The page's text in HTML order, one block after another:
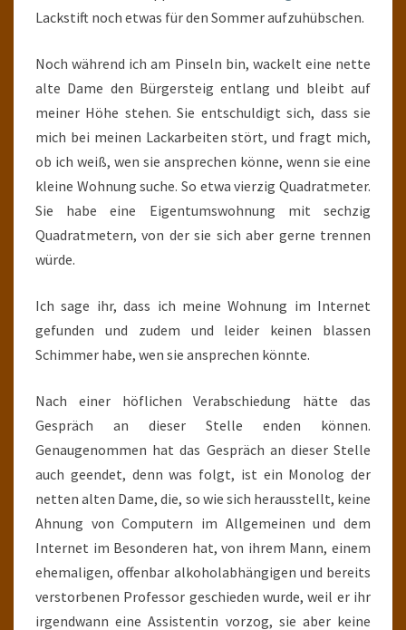
Lackstift noch etwas für den Sommer aufzuhübschen.
Noch während ich am Pinseln bin, wackelt eine nette
alte Dame den Bürgersteig entlang und bleibt auf
meiner Höhe stehen. Sie entschuldigt sich, dass sie
mich bei meinen Lackarbeiten stört, und fragt mich,
ob ich weiß, wen sie ansprechen könne, wenn sie eine
kleine Wohnung suche. So etwa vierzig Quadratmeter.
Sie habe eine Eigentumswohnung mit sechzig
Quadratmetern, von der sie sich aber gerne trennen
würde.
Ich sage ihr, dass ich meine Wohnung im Internet
gefunden und zudem und leider keinen blassen
Schimmer habe, wen sie ansprechen könnte.
Nach einer höflichen Verabschiedung hätte das
Gespräch an dieser Stelle enden können.
Genaugenommen hat das Gespräch an dieser Stelle
auch geendet, denn was folgt, ist ein Monolog der
netten alten Dame, die, so wie sich herausstellt, keine
Ahnung von Computern im Allgemeinen und dem
Internet im Besonderen hat, von ihrem Mann, einem
ehemaligen, offenbar alkoholabhängigen und bereits
verstorbenen Professor geschieden wurde, weil er ihr
irgendwann eine Assistentin vorzog, sie aber keine